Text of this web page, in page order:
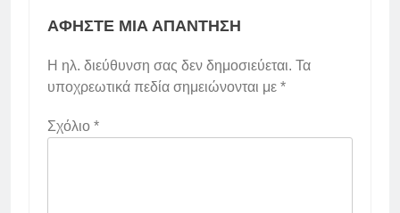
ΑΦΉΣΤΕ ΜΙΑ ΑΠΆΝΤΗΣΗ
Η ηλ. διεύθυνση σας δεν δημοσιεύεται. Τα
υποχρεωτικά πεδία σημειώνονται με *
Σχόλιο *